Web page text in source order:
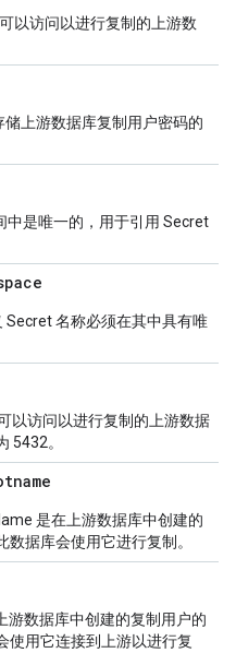
以访问以进行复制的上游数
储上游数据库复制用户密码的
中是唯一的，用于引用 Secret
Secret 名称必须在其中具有唯
以访问以进行复制的上游数据
5432。
是在上游数据库中创建的
数据库会使用它进行复制。
游数据库中创建的复制用户的
使用它连接到上游以进行复